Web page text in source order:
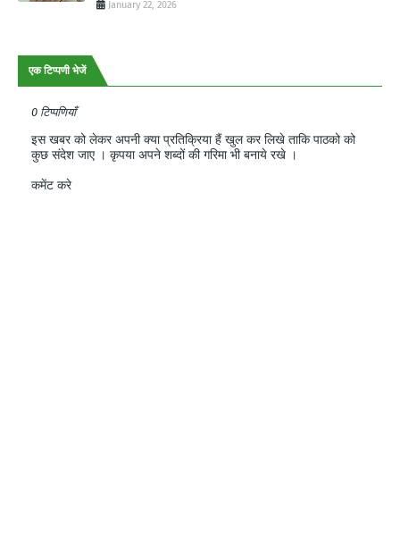
January 22, 2026
एक टिप्पणी भेजें
0 टिप्पणियाँ
इस खबर को लेकर अपनी क्या प्रतिक्रिया हैं खुल कर लिखे ताकि पाठको को
कुछ संदेश जाए । कृपया अपने शब्दों की गरिमा भी बनाये रखे ।
कमेंट करे